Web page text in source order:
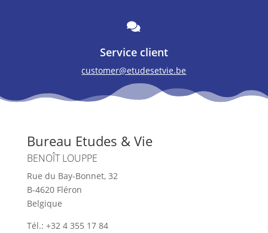

Service client
customer@etudesetvie.be
Bureau Etudes & Vie
BENOÎT LOUPPE
Rue du Bay-Bonnet, 32
B-4620 Fléron
Belgique
Tél.: +32 4 355 17 84